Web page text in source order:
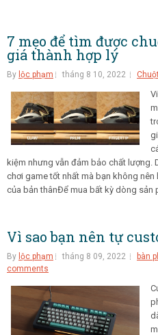
7 mẹo để tìm được
giá thành hợp lý
By lộc phạm tháng 8 10, 2022
kiệm nhưng vẫn đảm bảo chất lượng.
chơi game tốt nhất mà bạn không
của bản thânĐể mua bất kỳ dòng sản
Vì sao bạn nên tự
By lộc phạm tháng 8 09, 2022 bàn
comments